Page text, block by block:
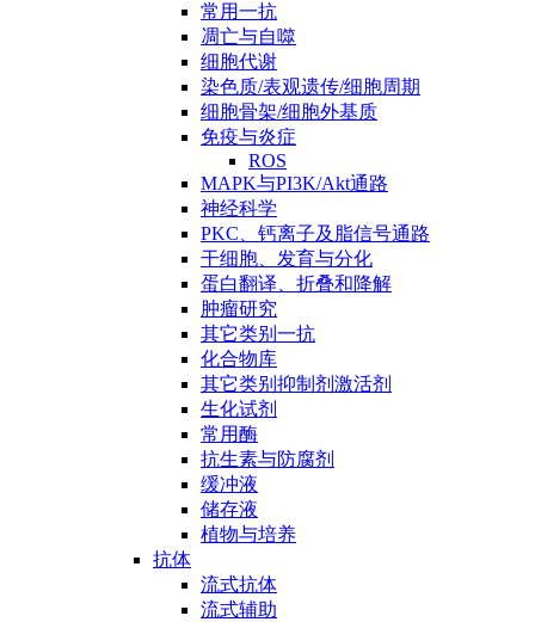
常用一抗
凋亡与自噬
细胞代谢
染色质/表观遗传/细胞周期
细胞骨架/细胞外基质
免疫与炎症
ROS
MAPK与PI3K/Akt通路
神经科学
PKC、钙离子及脂信号通路
干细胞、发育与分化
蛋白翻译、折叠和降解
肿瘤研究
其它类别一抗
化合物库
其它类别抑制剂激活剂
生化试剂
常用酶
抗生素与防腐剂
缓冲液
储存液
植物与培养
抗体
流式抗体
流式辅助